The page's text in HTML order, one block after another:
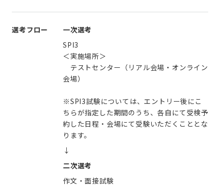
選考フロー
一次選考
SPI3
＜実施場所＞
テストセンター（リアル会場・オンライン
会場）
※SPI3試験については、エントリー後にこ
ちらが指定した期間のうち、各自にて受検予
約した日程・会場にて受験いただくこととな
ります。
↓
二次選考
作文・面接試験